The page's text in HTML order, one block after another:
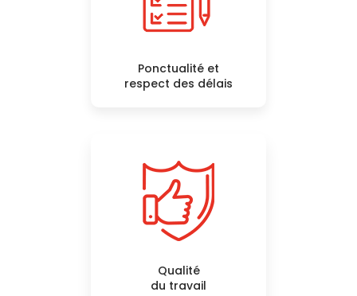
Ponctualité et
respect des délais
Qualité
du travail